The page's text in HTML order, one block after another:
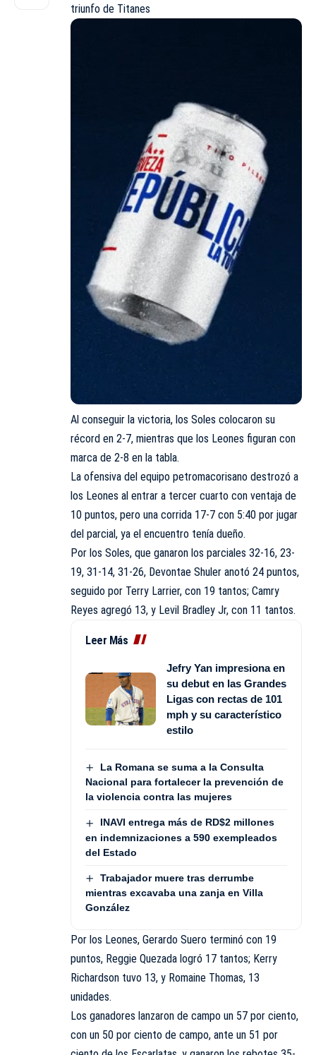
triunfo de Titanes
Al conseguir la victoria, los Soles colocaron su
récord en 2-7, mientras que los Leones figuran con
marca de 2-8 en la tabla.
La ofensiva del equipo petromacorisano destrozó a
los Leones al entrar a tercer cuarto con ventaja de
10 puntos, pero una corrida 17-7 con 5:40 por jugar
del parcial, ya el encuentro tenía dueño.
Por los Soles, que ganaron los parciales 32-16, 23-
19, 31-14, 31-26, Devontae Shuler anotó 24 puntos,
seguido por Terry Larrier, con 19 tantos; Camry
Reyes agregó 13, y Levil Bradley Jr, con 11 tantos.
Leer Más
Jefry Yan impresiona en
su debut en las Grandes
Ligas con rectas de 101
mph y su característico
estilo
La Romana se suma a la Consulta
Nacional para fortalecer la prevención de
la violencia contra las mujeres
INAVI entrega más de RD$2 millones
en indemnizaciones a 590 exempleados
del Estado
Trabajador muere tras derrumbe
mientras excavaba una zanja en Villa
González
Por los Leones, Gerardo Suero terminó con 19
puntos, Reggie Quezada logró 17 tantos; Kerry
Richardson tuvo 13, y Romaine Thomas, 13
unidades.
Los ganadores lanzaron de campo un 57 por ciento,
con un 50 por ciento de campo, ante un 51 por